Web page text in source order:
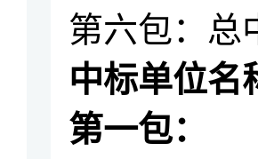
第六包： 总
中标单位名
第一包：